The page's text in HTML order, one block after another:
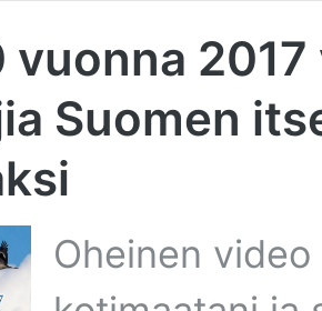
vuonna
Suomen
Oheinen